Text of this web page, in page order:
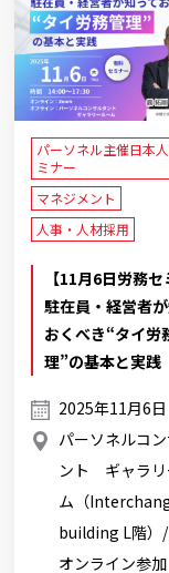
パーソネル主催日本
ミナー
マネジメント
人事・人材採用
【11月6日労務セ
駐在員・経営者
おくべき“タイ労
理”の基本と実践
2025年11月6日
パーソネルコ
ント ギャラリ
ム（
building L階）/
オンライン参加